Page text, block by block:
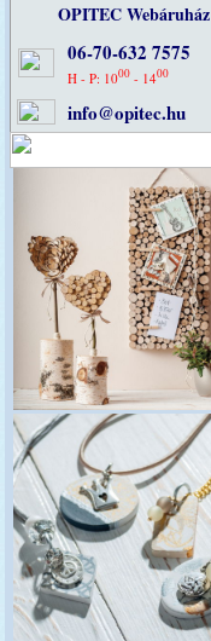
OPITEC Webáruház
06-70-632 7575
H - P: 1000 - 1400
info@opitec.hu